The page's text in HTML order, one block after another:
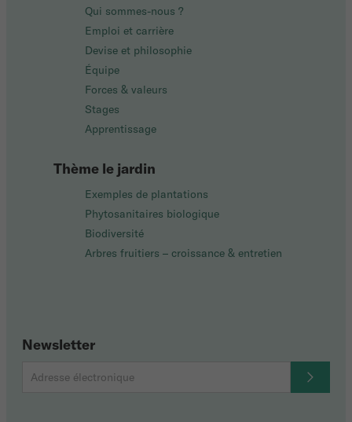
Qui sommes-nous ?
Emploi et carrière
Devise et philosophie
Équipe
Forces & valeurs
Stages
Apprentissage
Thème le jardin
Exemples de plantations
Phytosanitaires biologique
Biodiversité
Arbres fruitiers – croissance & entretien
Newsletter